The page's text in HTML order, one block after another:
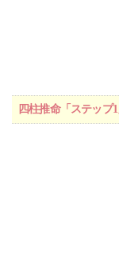
四柱推命「ステッ